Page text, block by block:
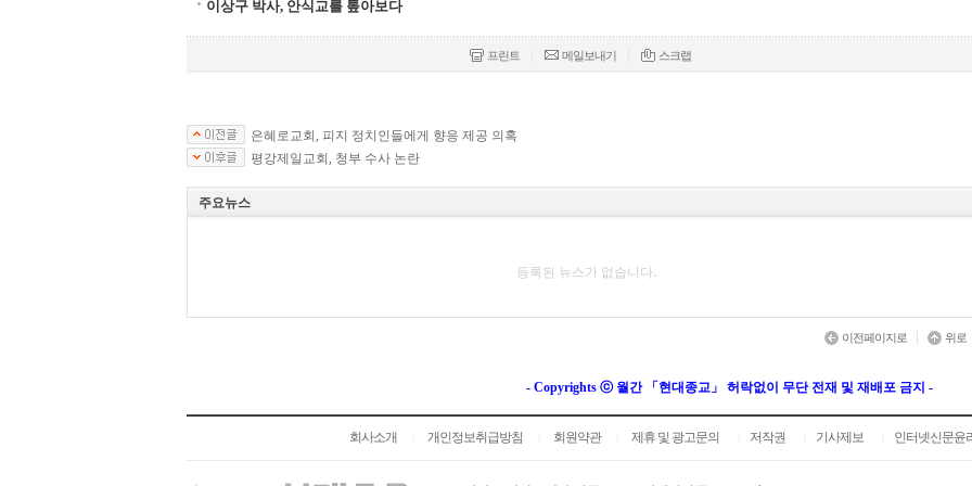
이상구 박사, 안식교를 톺아보다
프린트 메일보내기 스크랩
은혜로교회, 피지 정치인들에게 향응 제공 의혹
평강제일교회, 청부 수사 논란
주요뉴스
등록된 뉴스가 없습니다.
이전페이지로 | 위로
- Copyrights ⓒ 월간 「현대종교」 허락없이 무단 전재 및 재배포 금지 -
회사소개 개인정보취급방침 회원약관 제휴 및 광고문의 저작권 기사제보 인터넷신문윤